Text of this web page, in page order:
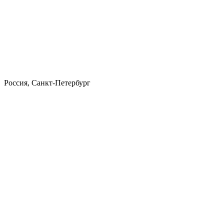
Россия, Санкт-Петербург